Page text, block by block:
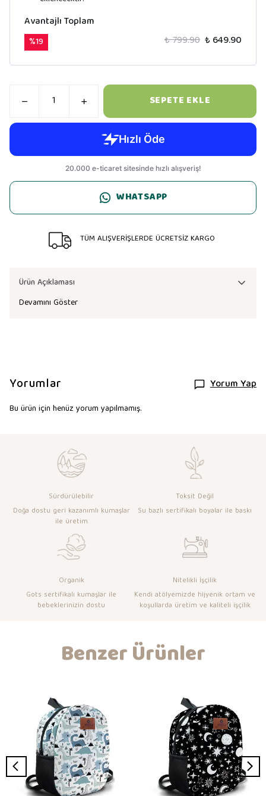
Avantajlı Toplam
%19 ₺ 799.90 ₺ 649.90
SEPETE EKLE
WHATSAPP
TÜM ALIŞVERİŞLERDE ÜCRETSİZ KARGO
Ürün Açıklaması
Devamını Göster
Yorumlar Yorum Yap
Bu ürün için henüz yorum yapılmamış.
Sürdürülebilir
Doğa dostu geri kazanımlı kumaşlar
ile üretim
Toksit Değil
Su bazlı sertifikalı boyalar ile baskı
Organik
Gots sertifikalı kumaşlar ile
bebeklerinizin dostu
Nitelikli İşçilik
Kendi atölyemizde hijyenik ortam ve
koşullarda üretim ve kaliteli işçilik
Benzer Ürünler